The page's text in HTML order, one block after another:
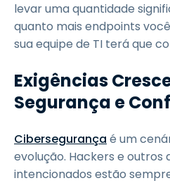
levar uma quantidade
quanto mais endpoints
sua equipe de TI terá que
Exigências
Segurança e
Cibersegurança é um
evolução. Hackers e outros
intencionados estão